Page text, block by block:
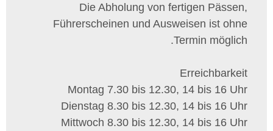
Die Abholung von fertigen Pässen,
Führerscheinen und Ausweisen ist ohne
Termin möglich.
Erreichbarkeit
Montag 7.30 bis 12.30, 14 bis 16 Uhr
Dienstag 8.30 bis 12.30, 14 bis 16 Uhr
Mittwoch 8.30 bis 12.30, 14 bis 16 Uhr